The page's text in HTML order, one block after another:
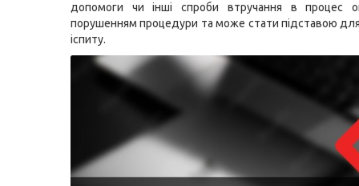
допомоги чи інші спроби втручання в процес
порушенням процедури та може стати підставою
іспиту.